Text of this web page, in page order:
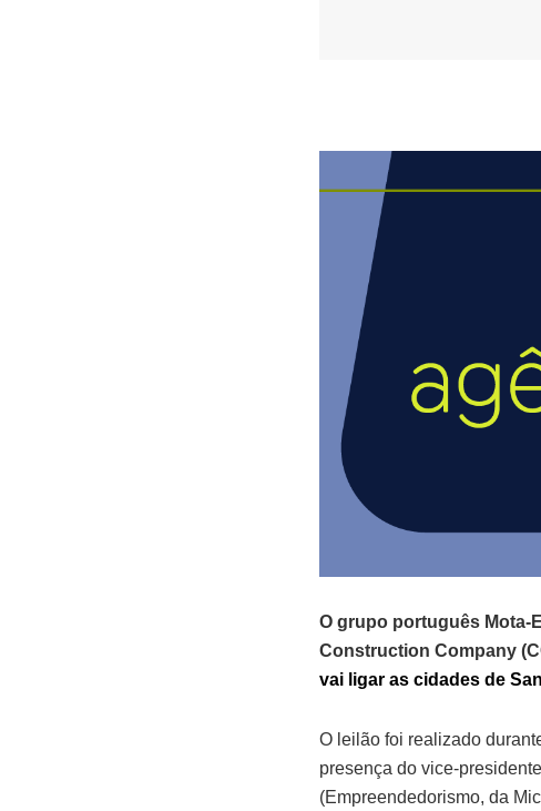
O grupo português Mota-
Construction Company
vai ligar as cidades de
O leilão foi realizado
presença do vice-
(Empreendedorismo, da